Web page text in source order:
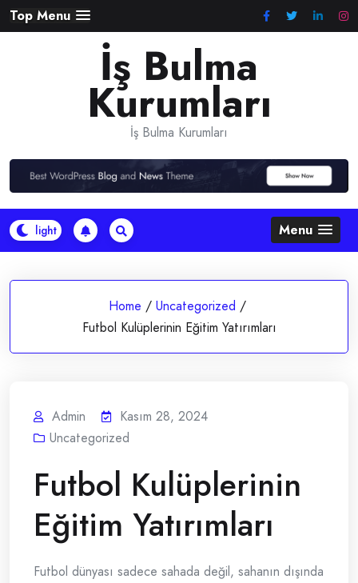
Skip
to
Top Menu
İş Bulma
Kurumları
İş Bulma Kurumları
Menu
Home / Uncategorized /
Futbol Kulüplerinin Eğitim Yatırımları
Admin
Kasım 28, 2024
Uncategorized
Futbol Kulüplerinin
Eğitim Yatırımları
Futbol dünyası sadece sahada değil, sahanın dışında